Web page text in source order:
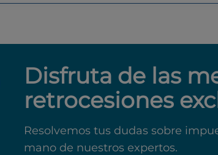
Disfruta de las
retrocesiones
Resolvemos tus dudas sobre
mano de nuestros expertos.